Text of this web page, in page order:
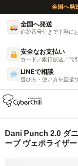
全国へ発
全国へ発送
追跡番号付きで丁寧に
安全なお支払い
カード／銀行振込／代
LINEで相談
選び方・使い方を直接
ガイド
Dani Punch 2.0 ダ
ーブ ヴェポライザー